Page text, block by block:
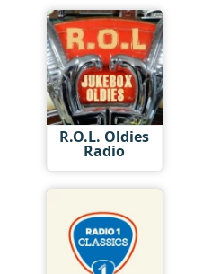
R.O.L. Oldies
Radio